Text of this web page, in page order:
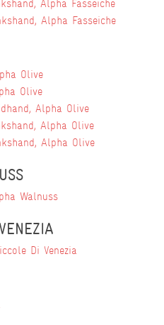
Alpha Fasseiche
Alpha Fasseiche
Olive
Olive
Alpha Olive
Alpha Olive
Alpha Olive
Walnuss
Di Venezia